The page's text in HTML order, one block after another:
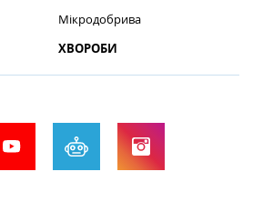
Мікродобрива
ХВОРОБИ